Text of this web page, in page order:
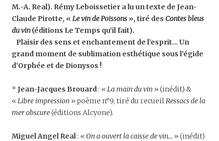
M.-A. Real). Rémy Leboissetier a lu un texte de Jean-
Claude Pirotte, « Le vin de Poissons », tiré des Contes bleus
du vin(éditions Le Temps qu’il fait).
Plaisir des sens et enchantement de l’esprit… Un
grand moment de sublimation esthétique sous l’égide
d’Orphée et de Dionysos !
* Jean-Jacques Brouard : « La main du vin » (inédit) &
« Libre impression » poème n°9, tiré du recueil Ressacs de la
mer obscure(éditions Alcyone).
Miguel Angel Real : « On a ouvert la caisse de vin… » (inédit)